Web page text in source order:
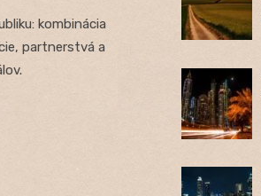
kombinácia
partnerstvá a